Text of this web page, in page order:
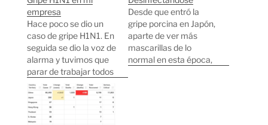
empresa
Hace poco se dio un
caso de gripe H1N1. En
seguida se dio la voz de
alarma y tuvimos que
parar de trabajar todos
al instante e ir al
hospital a que
hacernos pruebas para
ver si algún otro
Desde que entró la
gripe porcina en Japón,
aparte de ver más
mascarillas de lo
normal en esta época,